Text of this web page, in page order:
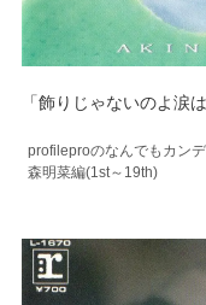
「飾りじゃないのよ涙は
profileproのなんでもカン
森明菜編(1st～19th)